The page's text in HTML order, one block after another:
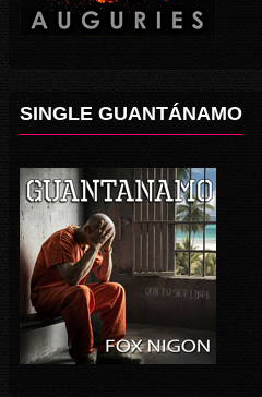
SINGLE GUANTÁNAMO